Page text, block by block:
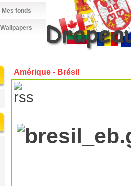
Mes fonds
Wallpapers
Amérique - Brésil